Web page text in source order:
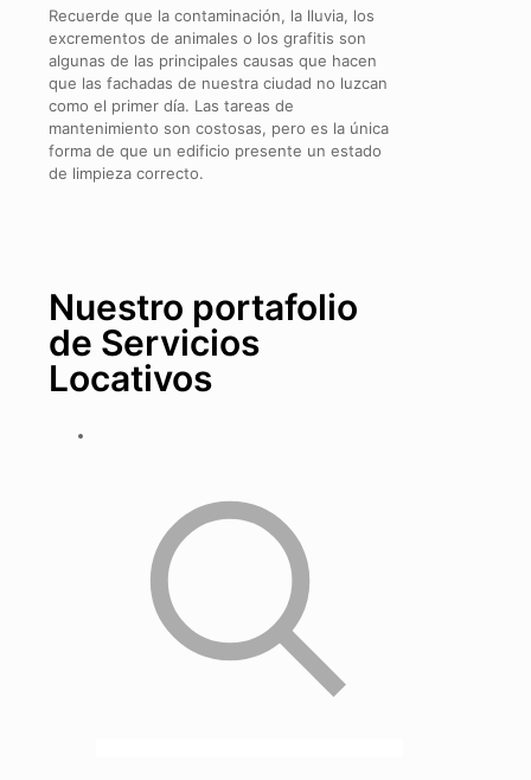
Recuerde que la contaminación, la lluvia, los
excrementos de animales o los grafitis son
algunas de las principales causas que hacen
que las fachadas de nuestra ciudad no luzcan
como el primer día. Las tareas de
mantenimiento son costosas, pero es la única
forma de que un edificio presente un estado
de limpieza correcto.
Nuestro portafolio
de Servicios
Locativos